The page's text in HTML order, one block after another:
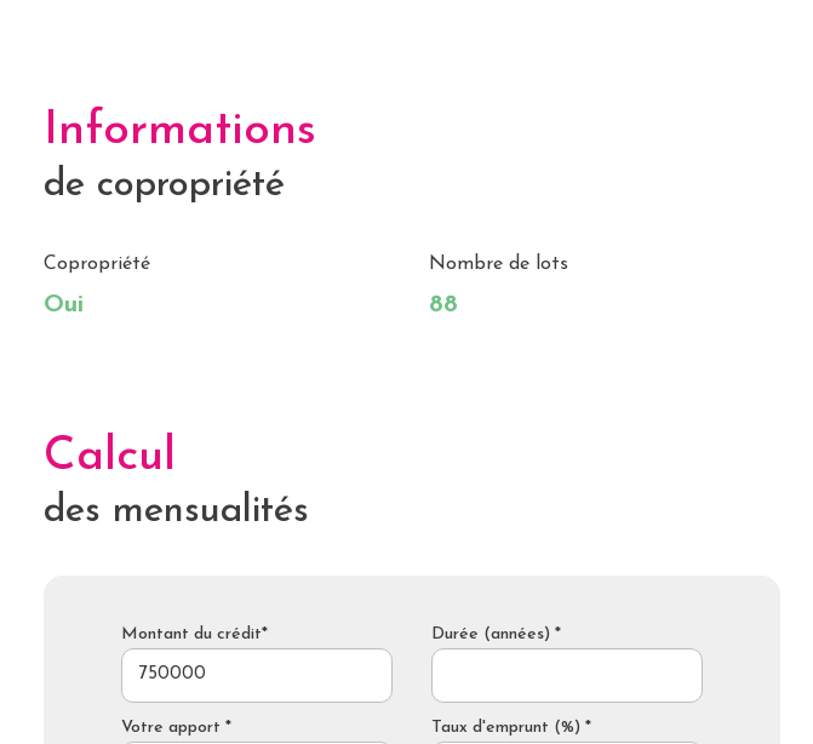
Informations
de copropriété
Copropriété
Oui
Nombre de lots
88
Calcul
des mensualités
Montant du crédit* Durée (années) *
Votre apport * Taux d'emprunt (%) *